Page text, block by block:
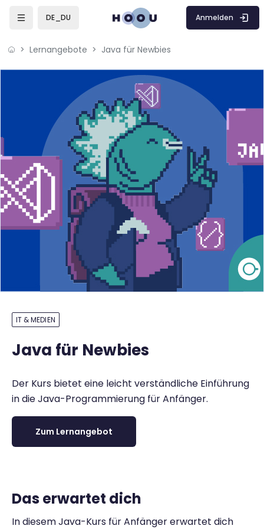
DE_DU Anmelden
Lernangebote Java für Newbies
IT & MEDIEN
Java für Newbies
Der Kurs bietet eine leicht verständliche Einführung
in die Java-Programmierung für Anfänger.
Zum Lernangebot
Das erwartet dich
In diesem Java-Kurs für Anfänger erwartet dich